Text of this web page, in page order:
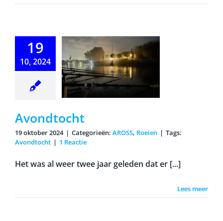
19
10, 2024
Avondtocht
19 oktober 2024 | Categorieën: AROSS, Roeien | Tags:
Avondtocht | 1 Reactie
Het was al weer twee jaar geleden dat er [...]
Lees meer